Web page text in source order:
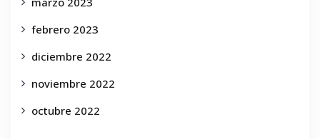
febrero 2023
diciembre 2022
noviembre 2022
octubre 2022